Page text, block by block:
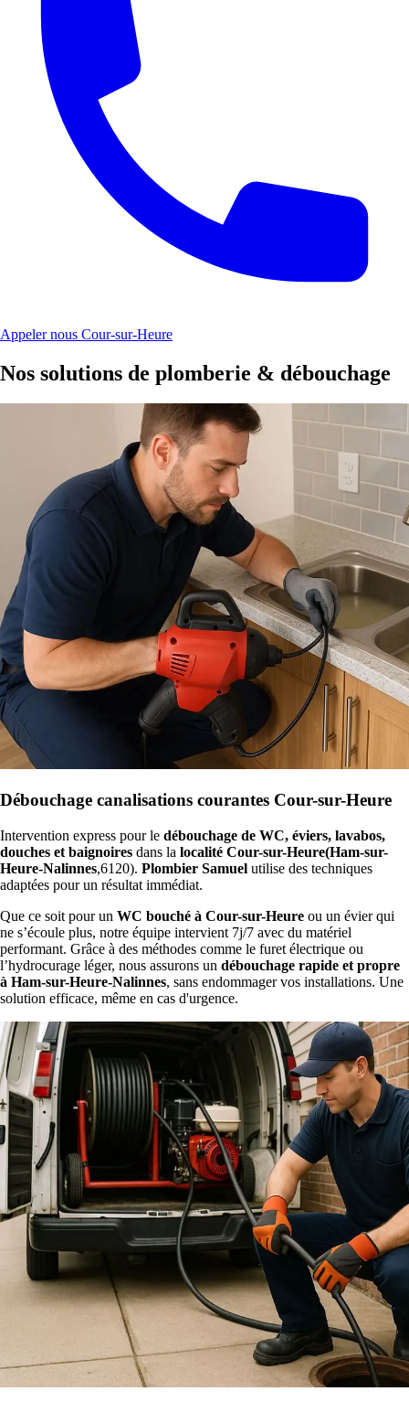
Appeler nous Cour-sur-Heure
Nos solutions de plomberie & débouchage
Débouchage canalisations courantes Cour-sur-Heure
Intervention express pour le débouchage de WC, éviers, lavabos,
douches et baignoires dans la localité Cour-sur-Heure(Ham-sur-
Heure-Nalinnes,6120). Plombier Samuel utilise des techniques
adaptées pour un résultat immédiat.
Que ce soit pour un WC bouché à Cour-sur-Heure ou un évier qui
ne s’écoule plus, notre équipe intervient 7j/7 avec du matériel
performant. Grâce à des méthodes comme le furet électrique ou
l’hydrocurage léger, nous assurons un débouchage rapide et propre
à Ham-sur-Heure-Nalinnes, sans endommager vos installations. Une
solution efficace, même en cas d'urgence.